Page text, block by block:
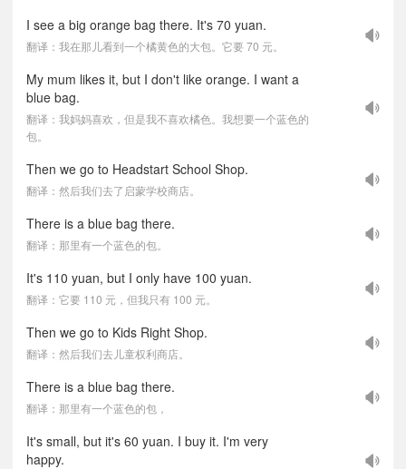
I see a big orange bag there. It's 70 yuan.
翻译：我在那儿看到一个橘黄色的大包。它要 70 元。
My mum likes it, but I don't like orange. I want a
blue bag.
翻译：我妈妈喜欢，但是我不喜欢橘色。我想要一个蓝色的
包。
Then we go to Headstart School Shop.
翻译：然后我们去了启蒙学校商店。
There is a blue bag there.
翻译：那里有一个蓝色的包。
It's 110 yuan, but I only have 100 yuan.
翻译：它要 110 元，但我只有 100 元。
Then we go to Kids Right Shop.
翻译：然后我们去儿童权利商店。
There is a blue bag there.
翻译：那里有一个蓝色的包，
It's small, but it's 60 yuan. I buy it. I'm very
happy.